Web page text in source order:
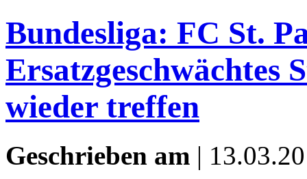
Bundesliga: FC St.
Ersatzgeschwächtes
wieder treffen
Geschrieben am |